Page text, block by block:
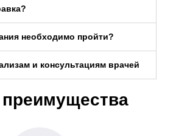
необходимо пройти?
и консультациям врачей